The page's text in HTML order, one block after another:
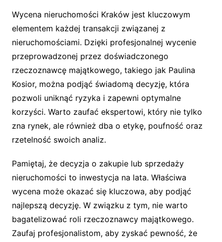
Wycena nieruchomości Kraków jest kluczowym
elementem każdej transakcji związanej z
nieruchomościami. Dzięki profesjonalnej wycenie
przeprowadzonej przez doświadczonego
rzeczoznawcę majątkowego, takiego jak Paulina
Kosior, można podjąć świadomą decyzję, która
pozwoli uniknąć ryzyka i zapewni optymalne
korzyści. Warto zaufać ekspertowi, który nie tylko
zna rynek, ale również dba o etykę, poufność oraz
rzetelność swoich analiz.
Pamiętaj, że decyzja o zakupie lub sprzedaży
nieruchomości to inwestycja na lata. Właściwa
wycena może okazać się kluczowa, aby podjąć
najlepszą decyzję. W związku z tym, nie warto
bagatelizować roli rzeczoznawcy majątkowego.
Zaufaj profesjonalistom, aby zyskać pewność, że